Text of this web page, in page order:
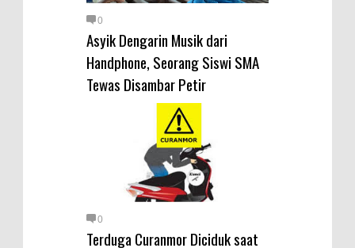
0
Asyik Dengarin Musik dari
Handphone, Seorang Siswi SMA
Tewas Disambar Petir
0
Terduga Curanmor Diciduk saat